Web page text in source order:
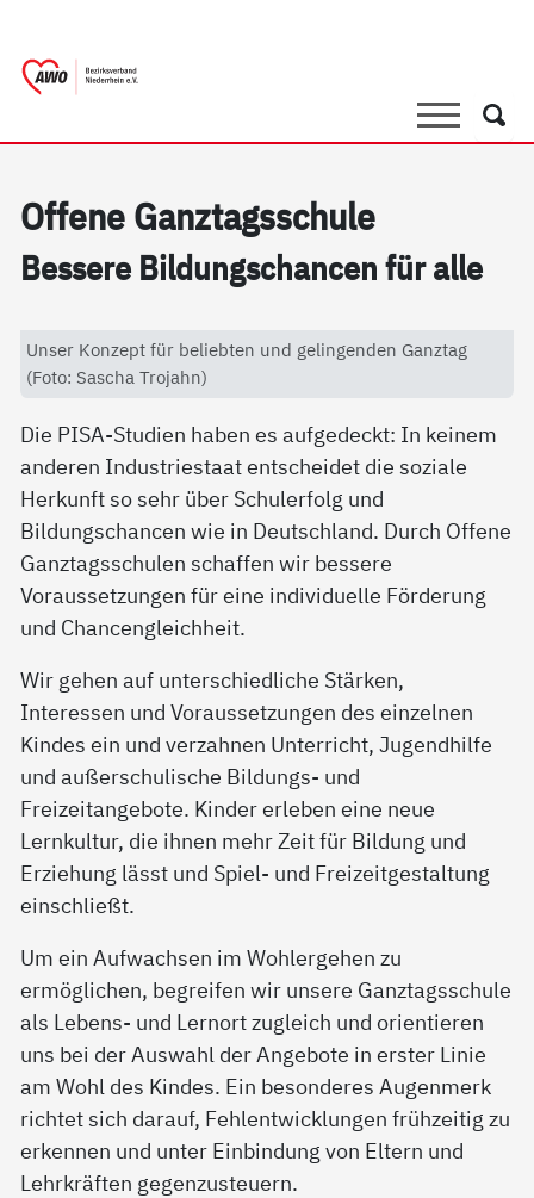
SucheSuche
Of­fe­ne Ganz­tags­schu­le
Bes­se­re Bil­dung­s­chan­cen für al­le
Unser Konzept für beliebten und gelingenden Ganztag
(Foto: Sascha Trojahn)
Die PISA-Studien haben es aufgedeckt: In keinem
anderen Industriestaat entscheidet die soziale
Herkunft so sehr über Schulerfolg und
Bildungschancen wie in Deutschland. Durch Offene
Ganztagsschulen schaffen wir bessere
Voraussetzungen für eine individuelle Förderung
und Chancengleichheit.
Wir gehen auf unterschiedliche Stärken,
Interessen und Voraussetzungen des einzelnen
Kindes ein und verzahnen Unterricht, Jugendhilfe
und außerschulische Bildungs- und
Freizeitangebote. Kinder erleben eine neue
Lernkultur, die ihnen mehr Zeit für Bildung und
Erziehung lässt und Spiel- und Freizeitgestaltung
einschließt.
Um ein Aufwachsen im Wohlergehen zu
ermöglichen, begreifen wir unsere Ganztagsschule
als Lebens- und Lernort zugleich und orientieren
uns bei der Auswahl der Angebote in erster Linie
am Wohl des Kindes. Ein besonderes Augenmerk
richtet sich darauf, Fehlentwicklungen frühzeitig zu
erkennen und unter Einbindung von Eltern und
Lehrkräften gegenzusteuern.